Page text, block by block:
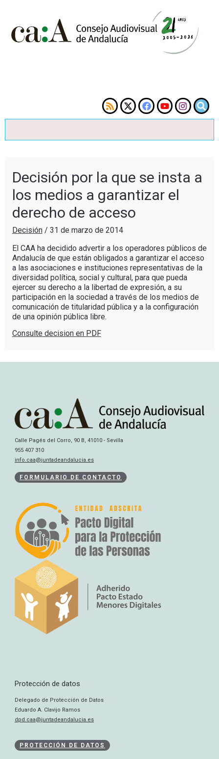
Decisión por la que se insta a
los medios a garantizar el
derecho de acceso
Decisión/ 31 de marzo de 2014
El CAA ha decidido advertir a los operadores públicos de
Andalucía de que están obligados a garantizar el acceso
a las asociaciones e instituciones representativas de la
diversidad política, social y cultural, para que pueda
ejercer su derecho a la libertad de expresión, a su
participación en la sociedad a través de los medios de
comunicación de titularidad pública y a la configuración
de una opinión pública libre.
Consulte decision en PDF
Calle Pagés del Corro, 90 B, 41010 - Sevilla
955 407 310
info.caa@juntadeandalucia.es
FORMULARIO DE CONTACTO
Protección de datos
Delegado de Protección de Datos
Eduardo A. Clavijo Ramos
dpd.caa@juntadeandalucia.es
PROTECCIÓN DE DATOS